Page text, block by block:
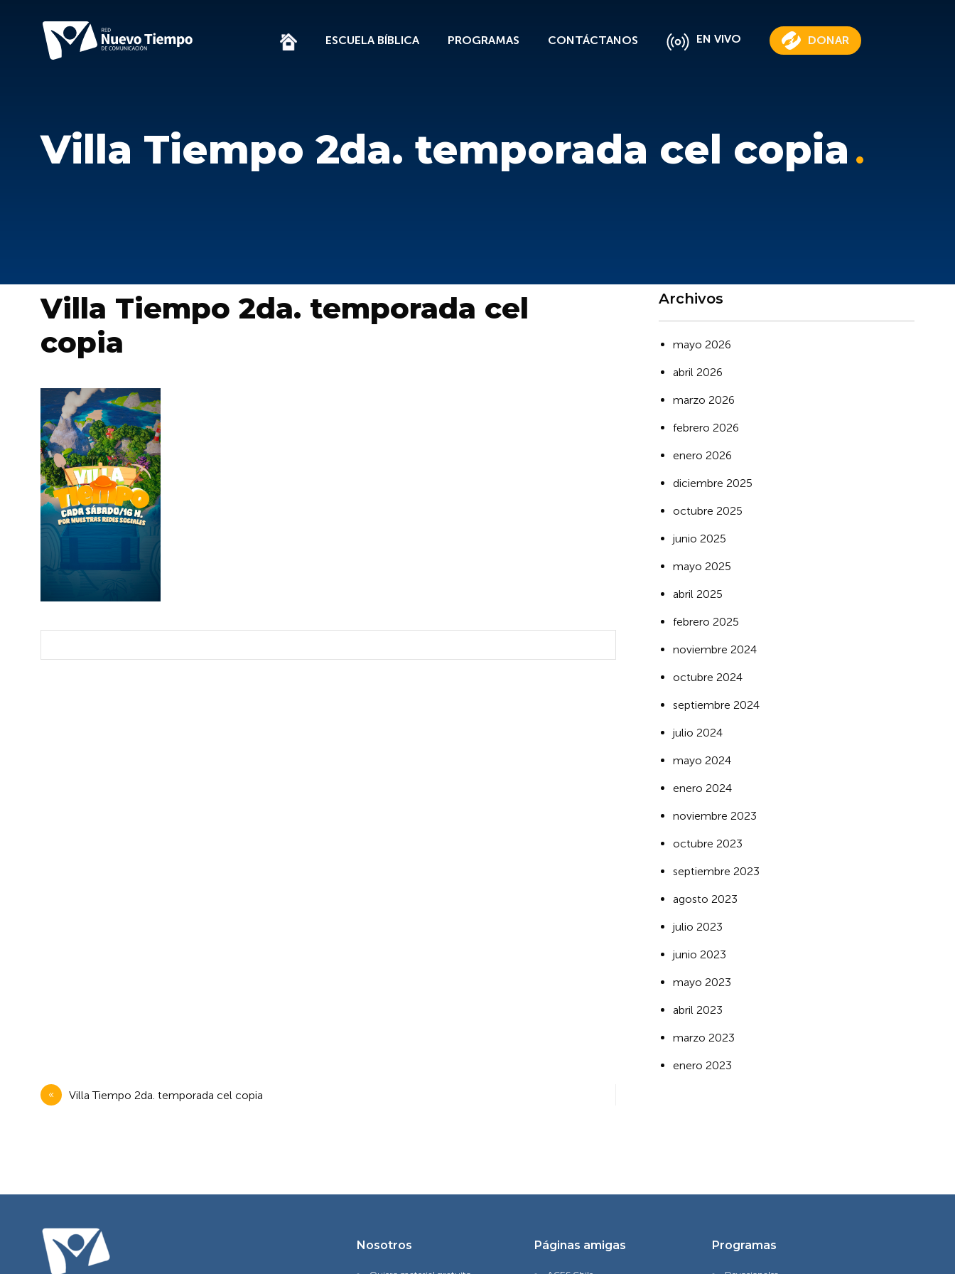
ESCUELA BÍBLICA PROGRAMAS CONTÁCTANOS EN VIVO DONAR
Villa Tiempo 2da. temporada cel copia
Villa Tiempo 2da. temporada cel
copia
Navegación
de
Villa Tiempo 2da. temporada cel copia
Archivos
mayo 2026
abril 2026
marzo 2026
febrero 2026
enero 2026
diciembre 2025
octubre 2025
junio 2025
mayo 2025
abril 2025
febrero 2025
noviembre 2024
octubre 2024
septiembre 2024
julio 2024
mayo 2024
enero 2024
noviembre 2023
octubre 2023
septiembre 2023
agosto 2023
julio 2023
junio 2023
mayo 2023
abril 2023
marzo 2023
enero 2023
Nosotros Páginas amigas Programas